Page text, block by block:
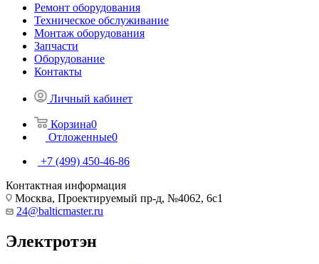
Ремонт оборудования
Техническое обслуживание
Монтаж оборудования
Запчасти
Оборудование
Контакты
Личный кабинет
Корзина0
Отложенные0
+7 (499) 450-46-86
Контактная информация
Москва, Проектируемый пр-д, №4062, 6с1
24@balticmaster.ru
Электротэн